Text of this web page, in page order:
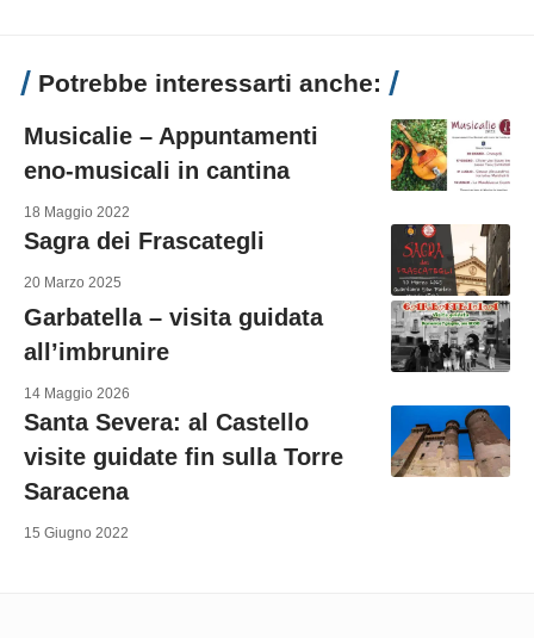
Potrebbe interessarti anche:
Musicalie – Appuntamenti
eno-musicali in cantina
18 Maggio 2022
Sagra dei Frascategli
20 Marzo 2025
Garbatella – visita guidata
all’imbrunire
14 Maggio 2026
Santa Severa: al Castello
visite guidate fin sulla Torre
Saracena
15 Giugno 2022